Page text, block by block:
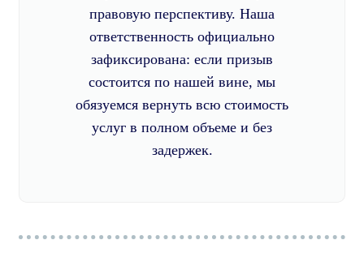
правовую перспективу. Наша
ответственность официально
зафиксирована: если призыв
состоится по нашей вине, мы
обязуемся вернуть всю стоимость
услуг в полном объеме и без
задержек.